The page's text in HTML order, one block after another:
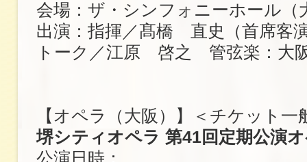
会場：ザ・シンフォニーホール（
出演：指揮／髙橋 直史（首席客
トーク／江原 啓之 管弦楽：大
【オペラ（大阪）】＜チケット一
堺シティオペラ 第41回定期公演
公演日時：